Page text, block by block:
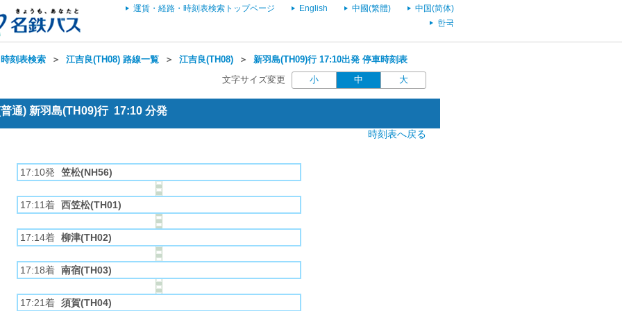
運賃・経路・時刻表検索トップページ English 中國(繁體)
中国(简体)
한국
刻表検索 ＞ 江吉良(TH08) 路線一覧 ＞ 江吉良(TH08) ＞ 新羽島(TH09)行 17:10出発 停車時刻表
文字サイズ変更 小 中 大
通) 新羽島(TH09)行 17:10 分発
時刻表へ戻る
17:10発 笠松(NH56)
17:11着 西笠松(TH01)
17:14着 柳津(TH02)
17:18着 南宿(TH03)
17:21着 須賀(TH04)